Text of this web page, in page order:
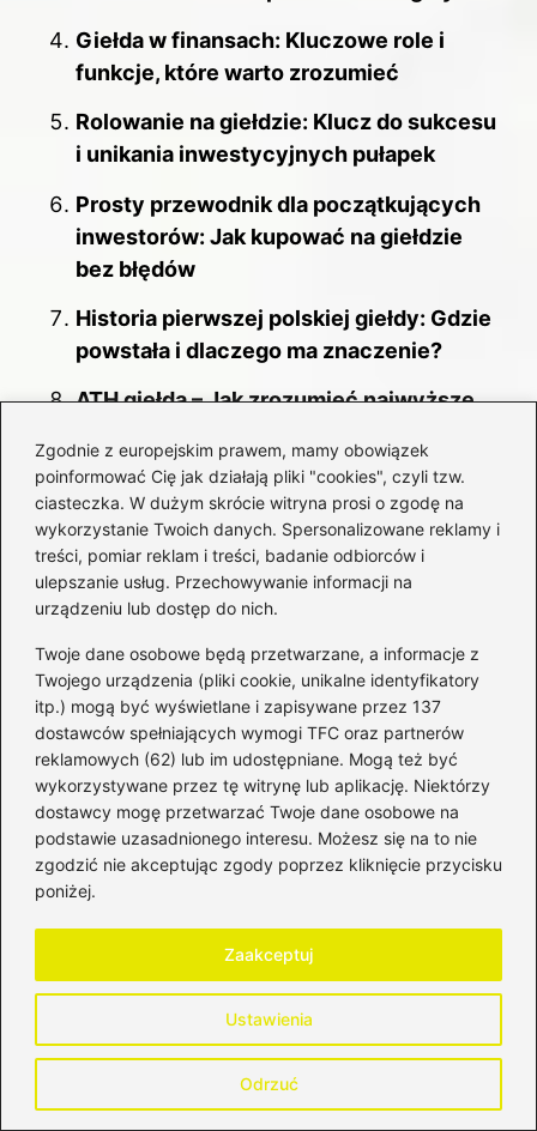
Zgodnie z europejskim prawem, mamy obowiązek
poinformować Cię jak działają pliki "cookies", czyli tzw.
ciasteczka. W dużym skrócie witryna prosi o zgodę na
wykorzystanie Twoich danych. Spersonalizowane reklamy i
treści, pomiar reklam i treści, badanie odbiorców i
ulepszanie usług. Przechowywanie informacji na
urządzeniu lub dostęp do nich.
Twoje dane osobowe będą przetwarzane, a informacje z
Twojego urządzenia (pliki cookie, unikalne identyfikatory
itp.) mogą być wyświetlane i zapisywane przez 137
dostawców spełniających wymogi TFC oraz partnerów
reklamowych (62) lub im udostępniane. Mogą też być
wykorzystywane przez tę witrynę lub aplikację. Niektórzy
dostawcy mogę przetwarzać Twoje dane osobowe na
podstawie uzasadnionego interesu. Możesz się na to nie
zgodzić nie akceptując zgody poprzez kliknięcie przycisku
poniżej.
Ustawienia
Odrzuć
Zaakceptuj
Giełda w finansach: Kluczowe role i
funkcje, które warto zrozumieć
Rolowanie na giełdzie: Klucz do sukcesu
i unikania inwestycyjnych pułapek
Prosty przewodnik dla początkujących
inwestorów: Jak kupować na giełdzie
bez błędów
Historia pierwszej polskiej giełdy: Gdzie
powstała i dlaczego ma znaczenie?
ATH giełda – Jak zrozumieć najwyższe
Giełda długów – sposób na ochronę
przed stratami finansowymi
Giełda: skuteczne strategie
inwestycyjne, które ograniczą straty i
Bartosz, czyli autor bloga HistoriaPieniadza.pl, od lat
zgłębia świat finansów, bankowości, inwestycji oraz rynków
kapitałowych. Interesuje się zarówno historią pieniądza i
systemów finansowych, jak i współczesnymi mechanizmami
rządzącymi giełdą, walutami oraz globalną gospodarką.
Na blogu analizuje zagadnienia związane z bankowością,
funkcjonowaniem instytucji finansowych, inwestowaniem na
giełdzie, rynkiem walutowym oraz zmianami, które
wpływają na wartość pieniądza w czasie. Stawia na